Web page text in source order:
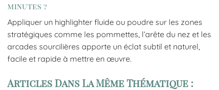
minutes ?
Appliquer un highlighter fluide ou poudre sur les zones
stratégiques comme les pommettes, l’arête du nez et les
arcades sourcilières apporte un éclat subtil et naturel,
facile et rapide à mettre en œuvre.
Articles Dans La Même Thématique :